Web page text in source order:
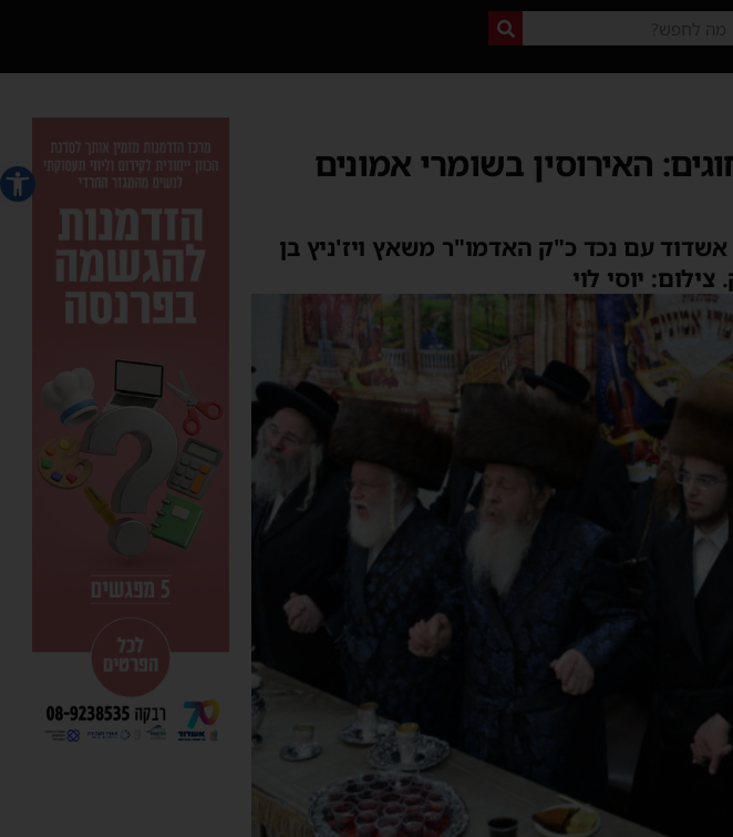
פתח האירוסין בשומרי אמונים
עם נכד כ"ק האדמו"ר משאץ ויז'ניץ בן
יוסי לוי